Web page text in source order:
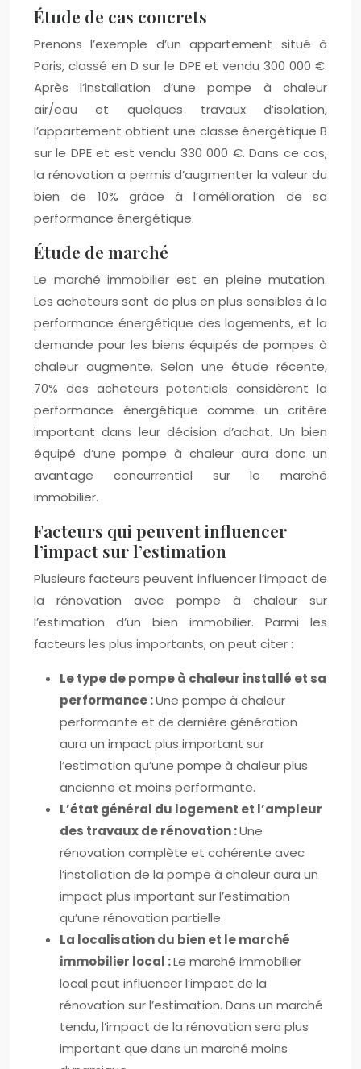
Étude de cas concrets
Prenons l’exemple d’un appartement situé à
Paris, classé en D sur le DPE et vendu 300 000 €.
Après l’installation d’une pompe à chaleur
air/eau et quelques travaux d’isolation,
l’appartement obtient une classe énergétique B
sur le DPE et est vendu 330 000 €. Dans ce cas,
la rénovation a permis d’augmenter la valeur du
bien de 10% grâce à l’amélioration de sa
performance énergétique.
Étude de marché
Le marché immobilier est en pleine mutation.
Les acheteurs sont de plus en plus sensibles à la
performance énergétique des logements, et la
demande pour les biens équipés de pompes à
chaleur augmente. Selon une étude récente,
70% des acheteurs potentiels considèrent la
performance énergétique comme un critère
important dans leur décision d’achat. Un bien
équipé d’une pompe à chaleur aura donc un
avantage concurrentiel sur le marché
immobilier.
Facteurs qui peuvent influencer
l’impact sur l’estimation
Plusieurs facteurs peuvent influencer l’impact de
la rénovation avec pompe à chaleur sur
l’estimation d’un bien immobilier. Parmi les
facteurs les plus importants, on peut citer :
Le type de pompe à chaleur installé et sa
performance :Une pompe à chaleur
performante et de dernière génération
aura un impact plus important sur
l’estimation qu’une pompe à chaleur plus
ancienne et moins performante.
L’état général du logement et l’ampleur
des travaux de rénovation :Une
rénovation complète et cohérente avec
l’installation de la pompe à chaleur aura un
impact plus important sur l’estimation
qu’une rénovation partielle.
La localisation du bien et le marché
immobilier local :Le marché immobilier
local peut influencer l’impact de la
rénovation sur l’estimation. Dans un marché
tendu, l’impact de la rénovation sera plus
important que dans un marché moins